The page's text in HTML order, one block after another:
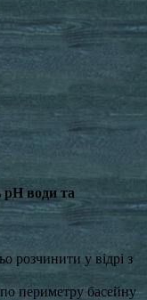
pH води та
розчинити у відрі з
периметру басейну